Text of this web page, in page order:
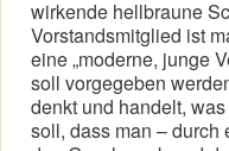
wirkende hellbraune
Vorstandsmitglied ist
eine „moderne, junge
soll vorgegeben
denkt und handelt,
soll, dass man – durch